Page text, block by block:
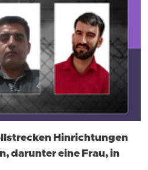
Hinrichtungen
darunter eine Frau, in